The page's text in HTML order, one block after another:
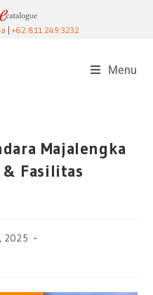
+62 811 249 3232
Menu
Majalengka
Fasilitas
2025